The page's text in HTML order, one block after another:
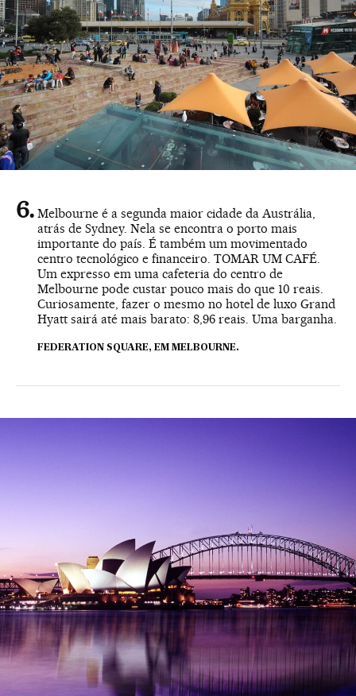
Melbourne é a segunda maior cidade da Austrália,
atrás de Sydney. Nela se encontra o porto mais
importante do país. É também um movimentado
centro tecnológico e financeiro. TOMAR UM CAFÉ.
Um expresso em uma cafeteria do centro de
Melbourne pode custar pouco mais do que 10 reais.
Curiosamente, fazer o mesmo no hotel de luxo Grand
Hyatt sairá até mais barato: 8,96 reais. Uma barganha.
FEDERATION SQUARE, EM MELBOURNE.